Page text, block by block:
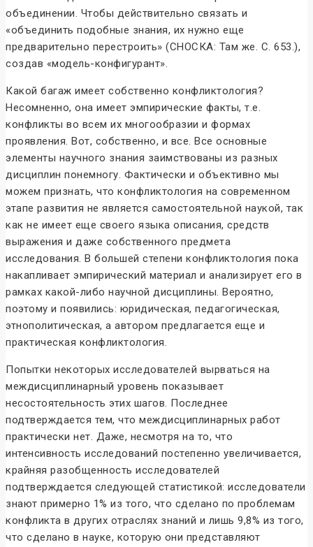
объединении. Чтобы действительно связать и
«объединить подобные знания, их нужно еще
предварительно перестроить» (СНОСКА: Там же. С. 653.),
создав «модель-конфигурант».
Какой багаж имеет собственно конфликтология?
Несомненно, она имеет эмпирические факты, т.е.
конфликты во всем их многообразии и формах
проявления. Вот, собственно, и все. Все основные
элементы научного знания заимствованы из разных
дисциплин понемногу. Фактически и объективно мы
можем признать, что конфликтология на современном
этапе развития не является самостоятельной наукой, так
как не имеет еще своего языка описания, средств
выражения и даже собственного предмета
исследования. В большей степени конфликтология пока
накапливает эмпирический материал и анализирует его в
рамках какой-либо научной дисциплины. Вероятно,
поэтому и появились: юридическая, педагогическая,
этнополитическая, а автором предлагается еще и
практическая конфликтология.
Попытки некоторых исследователей вырваться на
междисциплинарный уровень показывает
несостоятельность этих шагов. Последнее
подтверждается тем, что междисциплинарных работ
практически нет. Даже, несмотря на то, что
интенсивность исследований постепенно увеличивается,
крайняя разобщенность исследователей
подтверждается следующей статистикой: исследователи
знают примерно 1% из того, что сделано по проблемам
конфликта в других отраслях знаний и лишь 9,8% из того,
что сделано в науке, которую они представляют